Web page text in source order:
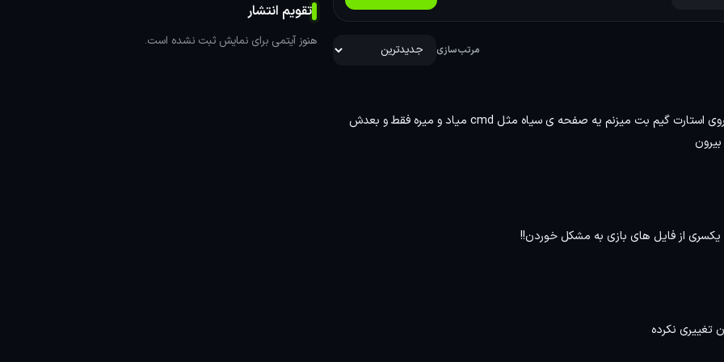
مراحل و نوع مواجهه‌ها به گونه‌ای است که ارتباط میان اعضای
مرتب‌سازی
سلام من بازی رو نسخه dodi نصب کردم و روی اینستال بت و بعدش روی استارت گیم بت میزنم یه صفحه ی سیاه مثل cmd میاد و میره فقط و بعدش
تغییری نکرده
تقویم انتشار
هنوز آیتمی برای نمایش ثبت نشده است.